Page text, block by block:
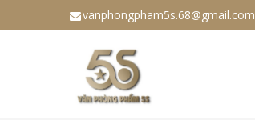
vanphongpham5s.68@gmail.com